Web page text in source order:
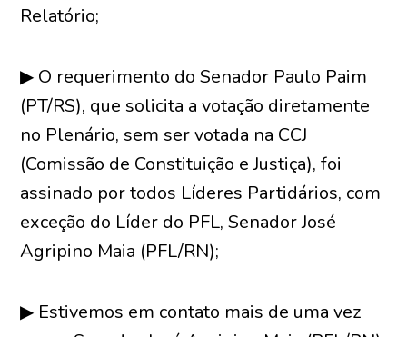
Relatório;
▶ O requerimento do Senador Paulo Paim
(PT/RS), que solicita a votação diretamente
no Plenário, sem ser votada na CCJ
(Comissão de Constituição e Justiça), foi
assinado por todos Líderes Partidários, com
exceção do Líder do PFL, Senador José
Agripino Maia (PFL/RN);
▶ Estivemos em contato mais de uma vez